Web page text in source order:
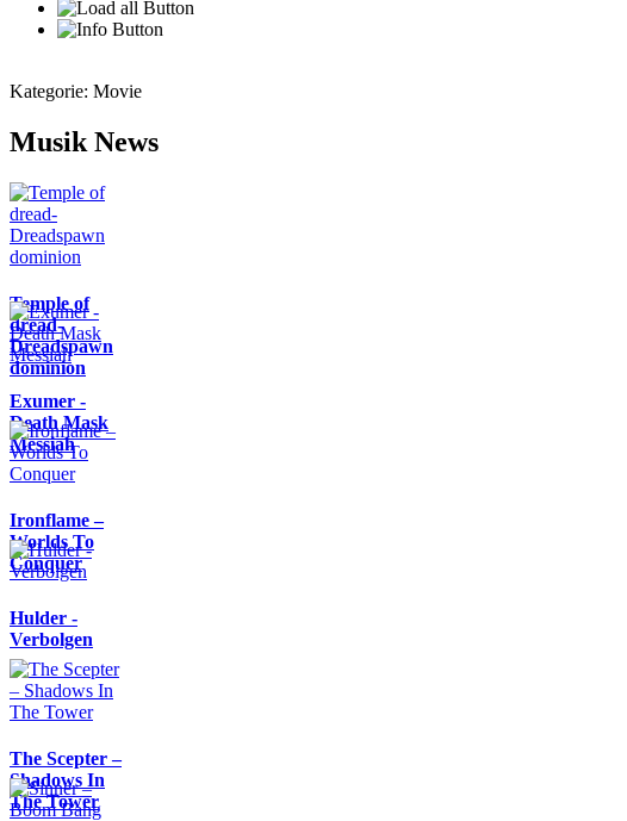
Kategorie: Movie
Musik News
Temple of
dread-
Dreadspawn
dominion
Exumer -
Death Mask
Messiah
Ironflame –
Worlds To
Conquer
Hulder -
Verbolgen
The Scepter –
Shadows In
The Tower